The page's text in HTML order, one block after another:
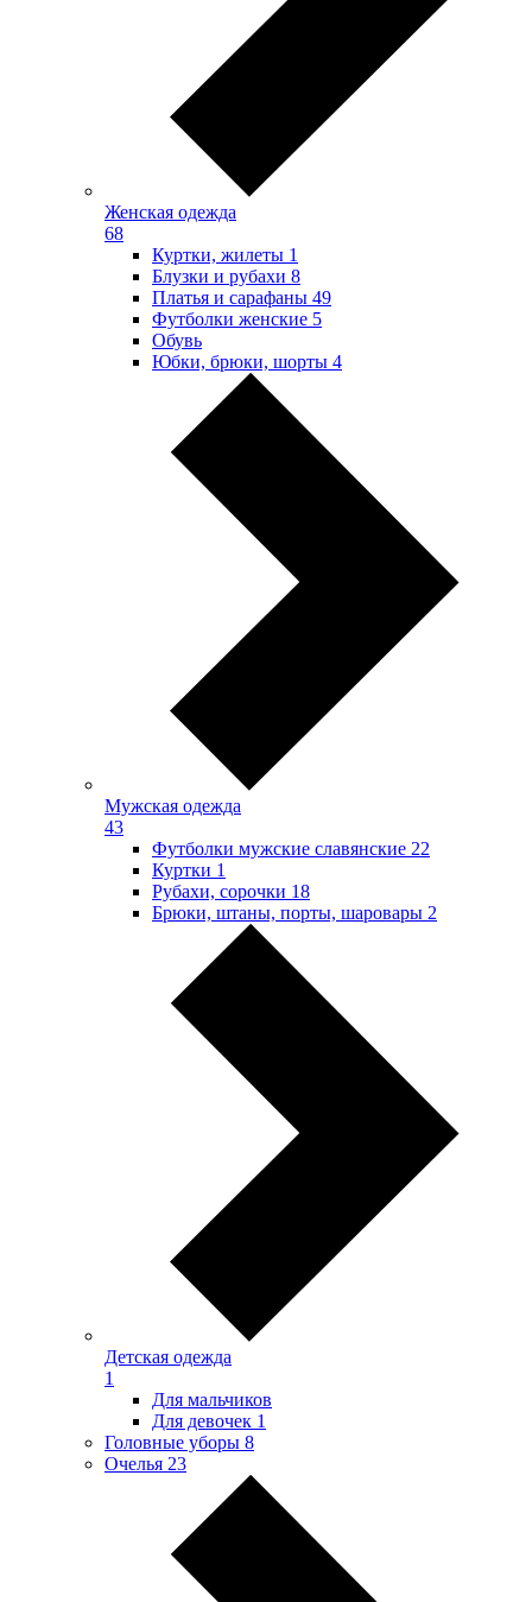
Женская одежда
68
Куртки, жилеты 1
Блузки и рубахи 8
Платья и сарафаны 49
Футболки женские 5
Обувь
Юбки, брюки, шорты 4
Мужская одежда
43
Футболки мужские славянские 22
Куртки 1
Рубахи, сорочки 18
Брюки, штаны, порты, шаровары 2
Детская одежда
1
Для мальчиков
Для девочек 1
Головные уборы 8
Очелья 23